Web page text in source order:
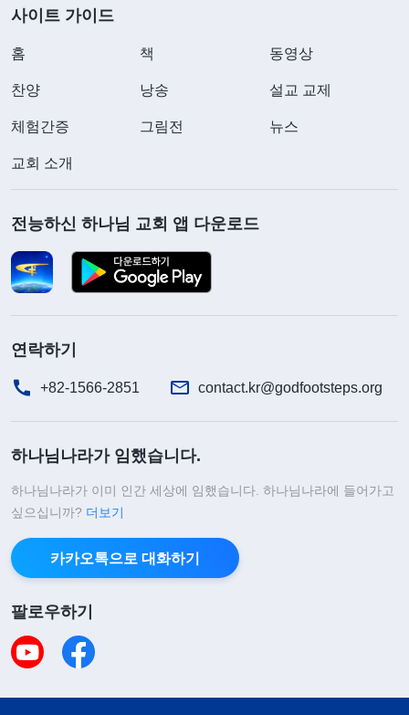
사이트 가이드
홈 책 동영상
찬양 낭송 설교 교제
체험간증 그림전 뉴스
교회 소개
전능하신 하나님 교회 앱 다운로드
연락하기
+82-1566-2851 contact.kr@godfootsteps.org
하나님나라가 임했습니다.
하나님나라가 이미 인간 세상에 임했습니다. 하나님나라에 들어가고
싶으십니까? 더보기
카카오톡으로 대화하기
팔로우하기